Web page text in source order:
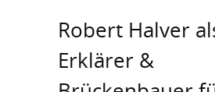
Robert Halver
Erklärer &